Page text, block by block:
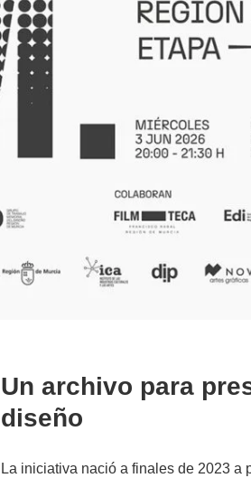
Un archivo para
diseño
La iniciativa nació a finales de 2023 a